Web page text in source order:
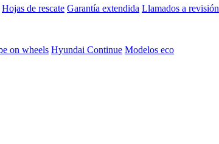
Hojas de rescate Garantía extendida Llamados a revisión
on wheels Hyundai Continue Modelos eco